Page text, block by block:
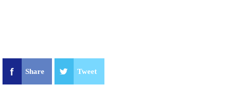
Share Tweet